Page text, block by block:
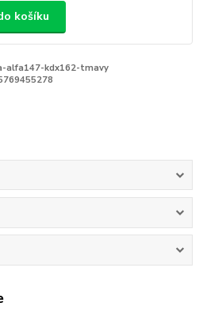
košíku
alfa147-kdx162-tmavy